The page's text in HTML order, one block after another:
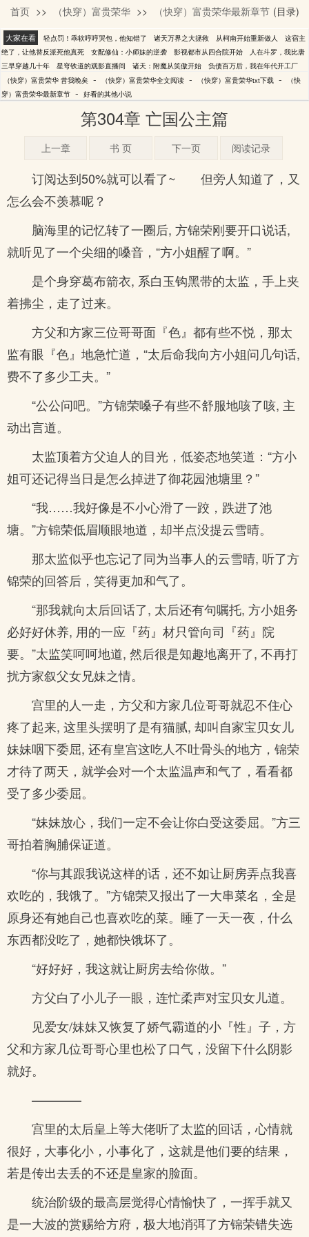
昔我晚矣
首页 >> （快穿）富贵荣华 >> （快穿）富贵荣华最新章节 (目录)
大家在看 轻点罚！乖软哼哼哭包，他知错了 诸天万界之大拯救 从柯南开始重新做人
这宿主
绝了，让他替反派死他真死
女配修仙：小师妹的逆袭 影视都市从四合院开始
人在斗罗，我比唐
三早穿越几十年
星穹铁道的观影直播间 诸天：附魔从笑傲开始
负债百万后，我在年代开工厂
（快穿）富贵荣华 昔我晚矣 - （快穿）富贵荣华全文阅读 - （快穿）富贵荣华txt下载 -
（快
穿）富贵荣华最新章节 - 好看的其他小说
第304章 亡国公主篇
上一章 书 页 下一页 阅读记录
订阅达到50%就可以看了~ 但旁人知道了，又
怎么会不羡慕呢？
脑海里的记忆转了一圈后, 方锦荣刚要开口说话,
就听见了一个尖细的嗓音，“方小姐醒了啊。”
是个身穿葛布箭衣, 系白玉钩黑带的太监，手上夹
着拂尘，走了过来。
方父和方家三位哥哥面『色』都有些不悦，那太
监有眼『色』地急忙道，“太后命我向方小姐问几句话,
费不了多少工夫。”
“公公问吧。”方锦荣嗓子有些不舒服地咳了咳, 主
动出言道。
太监顶着方父迫人的目光，低姿态地笑道：“方小
姐可还记得当日是怎么掉进了御花园池塘里？”
“我……我好像是不小心滑了一跤，跌进了池
塘。”方锦荣低眉顺眼地道，却半点没提云雪晴。
那太监似乎也忘记了同为当事人的云雪晴, 听了方
锦荣的回答后，笑得更加和气了。
“那我就向太后回话了, 太后还有句嘱托, 方小姐务
必好好休养, 用的一应『药』材只管向司『药』院
要。”太监笑呵呵地道, 然后很是知趣地离开了, 不再打
扰方家叙父女兄妹之情。
宫里的人一走，方父和方家几位哥哥就忍不住心
疼了起来, 这里头摆明了是有猫腻, 却叫自家宝贝女儿
妹妹咽下委屈, 还有皇宫这吃人不吐骨头的地方，锦荣
才待了两天，就学会对一个太监温声和气了，看看都
受了多少委屈。
“妹妹放心，我们一定不会让你白受这委屈。”方三
哥拍着胸脯保证道。
“你与其跟我说这样的话，还不如让厨房弄点我喜
欢吃的，我饿了。”方锦荣又报出了一大串菜名，全是
原身还有她自己也喜欢吃的菜。睡了一天一夜，什么
东西都没吃了，她都快饿坏了。
“好好好，我这就让厨房去给你做。”
方父白了小儿子一眼，连忙柔声对宝贝女儿道。
见爱女/妹妹又恢复了娇气霸道的小『性』子，方
父和方家几位哥哥心里也松了口气，没留下什么阴影
就好。
————
宫里的太后皇上等大佬听了太监的回话，心情就
很好，大事化小，小事化了，这就是他们要的结果，
若是传出去丢的不还是皇家的脸面。
统治阶级的最高层觉得心情愉快了，一挥手就又
是一大波的赏赐给方府，极大地消弭了方锦荣错失选